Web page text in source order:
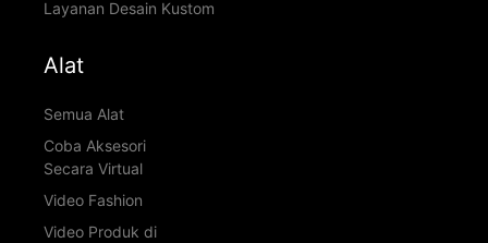
Layanan Desain Kustom
Alat
Semua Alat
Coba Aksesori
Secara Virtual
Video Fashion
Video Produk di